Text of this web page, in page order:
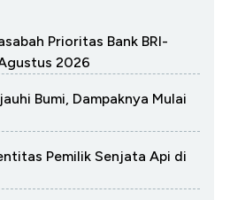
Prioritas Bank BRI-
2026
Bumi, Dampaknya Mulai
Pemilik Senjata Api di